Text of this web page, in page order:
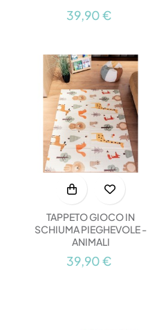
39,90 €
TAPPETO GIOCO IN
SCHIUMA PIEGHEVOLE -
ANIMALI
39,90 €